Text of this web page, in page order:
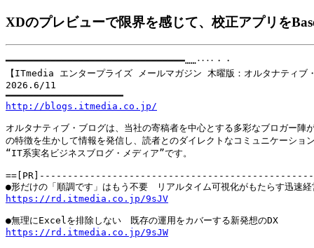
XDのプレビューで限界を感じて、校正アプリを
━━━━━━━━━━━━━━━━━━━━━━━━━━━━━━━━……‥‥・・
【ITmedia エンタープライズ メールマガジン 木曜版：オルタナティブ
2026.6/11
http://blogs.itmedia.co.jp/
オルタナティブ・ブログは、当社の寄稿者を中心とする多彩なブロガー陣
の特徴を生かして情報を発信し、読者とのダイレクトなコミュニケーショ
“IT系実名ビジネスブログ・メディア”です。
https://rd.itmedia.co.jp/9sJV
https://rd.itmedia.co.jp/9sJW